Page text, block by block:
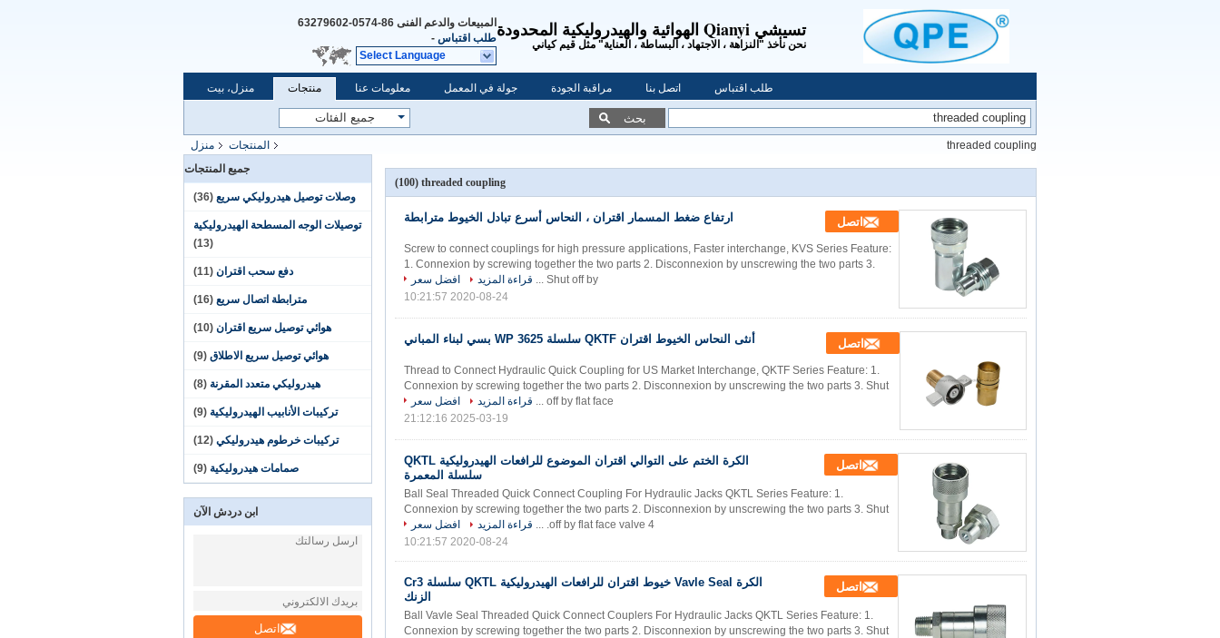
تسيشي Qianyi الهوائية والهيدروليكية المحدودة
نحن نأخذ "النزاهة ، الاجتهاد ، البساطة ، العناية" مثل قيم كياني
المبيعات والدعم الفنى 86-0574-63279602
طلب اقتباس -
Select Language
منزل، بيت منتجات معلومات عنا جولة في المعمل مراقبة الجودة اتصل بنا طلب اقتباس
بحث
منزل المنتجات
threaded coupling
جميع المنتجات
وصلات توصيل هيدروليكي سريع (36)
توصيلات الوجه المسطحة الهيدروليكية
(13)
دفع سحب اقتران (11)
مترابطة اتصال سريع (16)
هوائي توصيل سريع اقتران (10)
هوائي توصيل سريع الاطلاق (9)
هيدروليكي متعدد المقرنة (8)
تركيبات الأنابيب الهيدروليكية (9)
تركيبات خرطوم هيدروليكي (12)
صمامات هيدروليكية (9)
ابن دردش الآن
اتصل
threaded coupling
(100)
ارتفاع ضغط المسمار اقتران ، النحاس أسرع تبادل الخيوط مترابطة اتصل
Screw to connect couplings for high pressure applications, Faster interchange, KVS Series Feature:
1. Connexion by screwing together the two parts 2. Disconnexion by unscrewing the two parts 3.
Shut off by ...
قراءة المزيد
افضل سعر
2020-08-24 10:21:57
أنثى النحاس الخيوط اقتران QKTF سلسلة WP 3625 بسي لبناء المباني اتصل
Thread to Connect Hydraulic Quick Coupling for US Market Interchange, QKTF Series Feature: 1.
Connexion by screwing together the two parts 2. Disconnexion by unscrewing the two parts 3. Shut
off by flat face ...
قراءة المزيد
افضل سعر
2025-03-19 21:12:16
الكرة الختم على التوالي اقتران الموضوع للرافعات الهيدروليكية QKTL
سلسلة المعمرة
اتصل
Ball Seal Threaded Quick Connect Coupling For Hydraulic Jacks QKTL Series​ Feature: 1.
Connexion by screwing together the two parts 2. Disconnexion by unscrewing the two parts 3. Shut
off by flat face valve 4. ...
قراءة المزيد
افضل سعر
2020-08-24 10:21:57
الكرة Vavle Seal خيوط اقتران للرافعات الهيدروليكية QKTL سلسلة Cr3
الزنك
اتصل
Ball Vavle Seal Threaded Quick Connect Couplers For Hydraulic Jacks QKTL Series Feature: 1.
Connexion by screwing together the two parts 2. Disconnexion by unscrewing the two parts 3. Shut